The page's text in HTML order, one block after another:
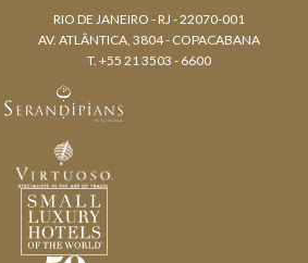
RIO DE JANEIRO - RJ - 22070-001
AV. ATLÂNTICA, 3804 - COPACABANA
T. +55 21 3503 - 6600